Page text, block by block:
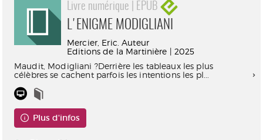
Livre numérique | EPUB
L'ENIGME MODIGLIANI
Mercier, Eric. Auteur
Editions de la Martinière | 2025
Maudit, Modigliani ?Derrière les tableaux les plus
célèbres se cachent parfois les intentions les pl...
Plus d'infos